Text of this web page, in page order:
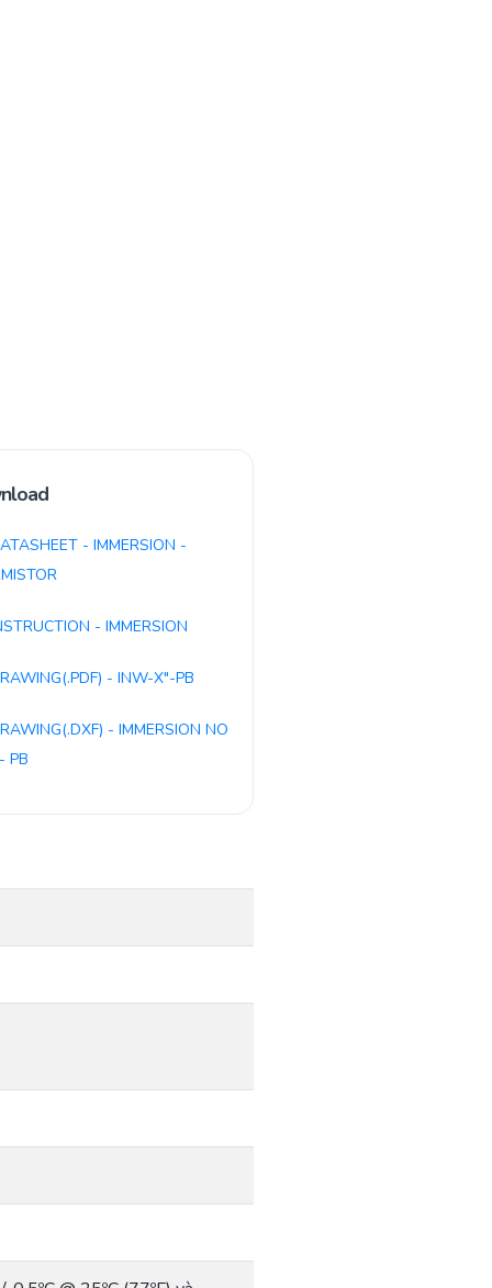
- IMMERSION -
- IMMERSION
- INW-X"-PB
- IMMERSION NO
PB